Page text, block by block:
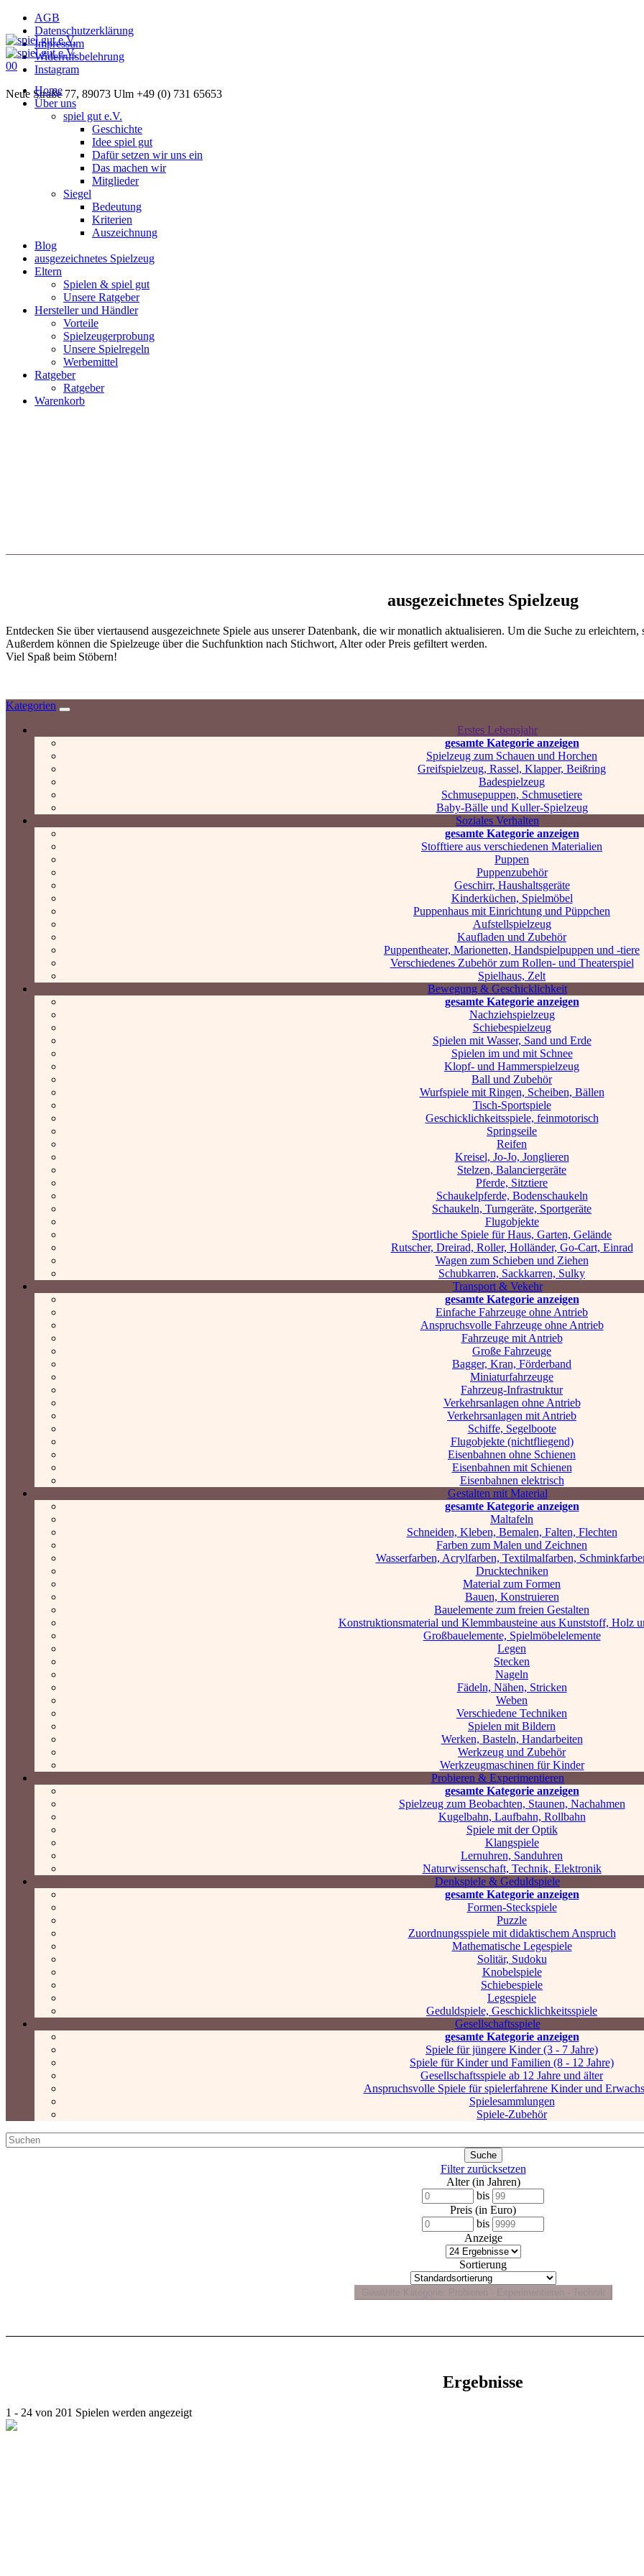
AGB
Datenschutzerklärung
Impressum
Widerrufsbelehrung
Instagram
Neue Straße 77, 89073 Ulm +49 (0) 731 65653
00
Home
Über uns
spiel gut e.V.
Geschichte
Idee spiel gut
Dafür setzen wir uns ein
Das machen wir
Mitglieder
Siegel
Bedeutung
Kriterien
Auszeichnung
Blog
ausgezeichnetes Spielzeug
Eltern
Spielen & spiel gut
Unsere Ratgeber
Hersteller und Händler
Vorteile
Spielzeugerprobung
Unsere Spielregeln
Werbemittel
Ratgeber
Ratgeber
Warenkorb
ausgezeichnetes Spielzeug
Entdecken Sie über viertausend ausgezeichnete Spiele aus unserer Datenbank, die wir monatlich aktualisieren. Um die Suche zu
Außerdem können die Spielzeuge über die Suchfunktion nach Stichwort, Alter oder Preis gefiltert werden.
Viel Spaß beim Stöbern!
Kategorien
Erstes Lebensjahr
gesamte Kategorie anzeigen
Spielzeug zum Schauen und Horchen
Greifspielzeug, Rassel, Klapper, Beißring
Badespielzeug
Schmusepuppen, Schmusetiere
Baby-Bälle und Kuller-Spielzeug
Soziales Verhalten
gesamte Kategorie anzeigen
Stofftiere aus verschiedenen Materialien
Puppen
Puppenzubehör
Geschirr, Haushaltsgeräte
Kinderküchen, Spielmöbel
Puppenhaus mit Einrichtung und Püppchen
Aufstellspielzeug
Kaufladen und Zubehör
Puppentheater, Marionetten, Handspielpuppen und -tiere
Verschiedenes Zubehör zum Rollen- und Theaterspiel
Spielhaus, Zelt
Bewegung & Geschicklichkeit
gesamte Kategorie anzeigen
Nachziehspielzeug
Schiebespielzeug
Spielen mit Wasser, Sand und Erde
Spielen im und mit Schnee
Klopf- und Hammerspielzeug
Ball und Zubehör
Wurfspiele mit Ringen, Scheiben, Bällen
Tisch-Sportspiele
Geschicklichkeitsspiele, feinmotorisch
Springseile
Reifen
Kreisel, Jo-Jo, Jonglieren
Stelzen, Balanciergeräte
Pferde, Sitztiere
Schaukelpferde, Bodenschaukeln
Schaukeln, Turngeräte, Sportgeräte
Flugobjekte
Sportliche Spiele für Haus, Garten, Gelände
Rutscher, Dreirad, Roller, Holländer, Go-Cart, Einrad
Wagen zum Schieben und Ziehen
Schubkarren, Sackkarren, Sulky
Transport & Vekehr
gesamte Kategorie anzeigen
Einfache Fahrzeuge ohne Antrieb
Anspruchsvolle Fahrzeuge ohne Antrieb
Fahrzeuge mit Antrieb
Große Fahrzeuge
Bagger, Kran, Förderband
Miniaturfahrzeuge
Fahrzeug-Infrastruktur
Verkehrsanlagen ohne Antrieb
Verkehrsanlagen mit Antrieb
Schiffe, Segelboote
Flugobjekte (nichtfliegend)
Eisenbahnen ohne Schienen
Eisenbahnen mit Schienen
Eisenbahnen elektrisch
Gestalten mit Material
gesamte Kategorie anzeigen
Maltafeln
Schneiden, Kleben, Bemalen, Falten, Flechten
Farben zum Malen und Zeichnen
Wasserfarben, Acrylfarben, Textilmalfarben,
Drucktechniken
Material zum Formen
Bauen, Konstruieren
Bauelemente zum freien Gestalten
Konstruktionsmaterial und Klemmbausteine aus Kunststoff, Holz
Großbauelemente, Spielmöbelelemente
Legen
Stecken
Nageln
Fädeln, Nähen, Stricken
Weben
Verschiedene Techniken
Spielen mit Bildern
Werken, Basteln, Handarbeiten
Werkzeug und Zubehör
Werkzeugmaschinen für Kinder
Probieren & Experimentieren
gesamte Kategorie anzeigen
Spielzeug zum Beobachten, Staunen, Nachahmen
Kugelbahn, Laufbahn, Rollbahn
Spiele mit der Optik
Klangspiele
Lernuhren, Sanduhren
Naturwissenschaft, Technik, Elektronik
Denkspiele & Geduldspiele
gesamte Kategorie anzeigen
Formen-Steckspiele
Puzzle
Zuordnungsspiele mit didaktischem Anspruch
Mathematische Legespiele
Solitär, Sudoku
Knobelspiele
Schiebespiele
Legespiele
Geduldspiele, Geschicklichkeitsspiele
Gesellschaftsspiele
gesamte Kategorie anzeigen
Spiele für jüngere Kinder (3 - 7 Jahre)
Spiele für Kinder und Familien (8 - 12 Jahre)
Gesellschaftsspiele ab 12 Jahre und älter
Anspruchsvolle Spiele für spielerfahrene Kinder und
Spielesammlungen
Spiele-Zubehör
Filter zurücksetzen
Alter (in Jahren)
bis
Preis (in Euro)
bis
Anzeige
Sortierung
Ergebnisse
1 - 24 von 201 Spielen werden angezeigt